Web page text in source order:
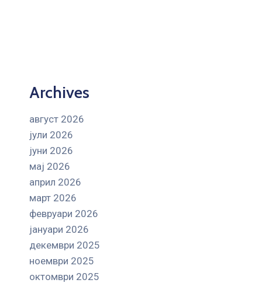
Archives
август 2026
јули 2026
јуни 2026
мај 2026
април 2026
март 2026
февруари 2026
јануари 2026
декември 2025
ноември 2025
октомври 2025